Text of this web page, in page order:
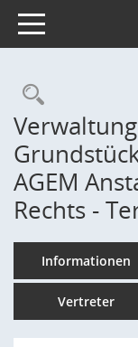
Toggle navigation
AGEM
Rechts -
Informationen
Vertreter